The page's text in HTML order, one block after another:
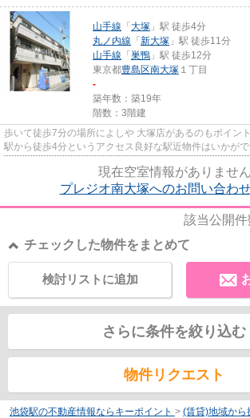
山手線 「 大塚 」駅 徒歩4分
丸ノ内線 「 新大塚 」駅 徒歩11分
山手線 「 巣鴨 」駅 徒歩12分
東京都豊島区南大塚 １丁目
-
築年数：築19年
階数：3階建
歩いて徒歩7分の場所によしや 大塚店があるのもポイン
駅から徒歩4分というアクセス良好な駅近物件はいかが
現在空室情報がありません
プレジオ南大塚へのお問い合わ
該当公開件
チェックした物件をまとめて
検討リストに追加
さらに条件を絞り込む
物件リクエスト
池袋駅の不動産情報ならキーポイント > (賃貸)地域から